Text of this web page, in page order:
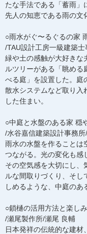
たな手法である「蓄雨」
先人の知恵である雨の文
○雨水がぐ〜るぐるの家
/TAU設計工房一級建築
緑や土の感触が大好きな
ルツリーがある「眺める
べる庭」を設置した。庭
散水システムなど取り入
した住まい。
○中庭と水盤のある家 穏
/水谷嘉信建築設計事務
雨水の水盤を作ることは
つながる。光の変化も感
その空気感を大切にし、
ルな間取りづくり、そし
しめるような、中庭のあ
○鎖樋の活用方法と楽し
/瀬尾製作所/瀬尾 良輔
日本発祥の伝統的な建材